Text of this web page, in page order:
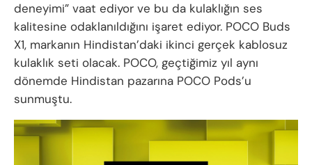
deneyimi” vaat ediyor ve bu da kulaklığın ses
kalitesine odaklanıldığını işaret ediyor. POCO Buds
X1, markanın Hindistan’daki ikinci gerçek kablosuz
kulaklık seti olacak. POCO, geçtiğimiz yıl aynı
dönemde Hindistan pazarına POCO Pods’u
sunmuştu.